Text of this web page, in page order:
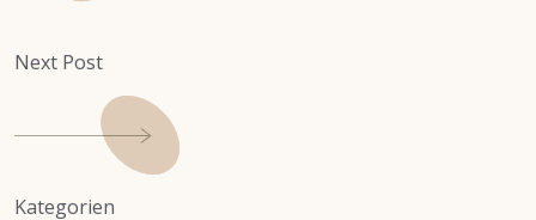
Next Post
Kategorien